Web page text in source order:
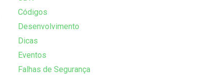
Códigos
Desenvolvimento
Dicas
Eventos
Falhas de Segurança